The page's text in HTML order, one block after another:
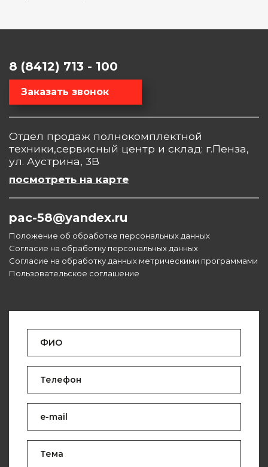
8 (8412) 713 - 100
Заказать звонок
Отдел продаж полнокомплектной
техники,сервисный центр и склад: г.Пенза,
ул. Аустрина, 3В
посмотреть на карте
pac-58@yandex.ru
Положение об обработке персональных данных
Согласие на обработку персональных данных
Согласие на обработку данных метрическими программами
Пользовательское соглашение